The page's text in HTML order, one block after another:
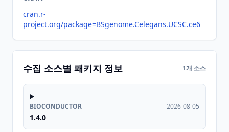
cran.r-
project.org/package=BSgenome.Celegans.UCSC.ce6
수집 소스별 패키지 정보 1개 소스
BIOCONDUCTOR
1.4.0
2026-08-05